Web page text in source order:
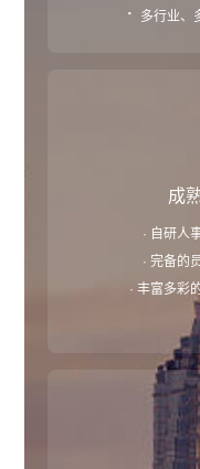
· 多行业、
成
· 自研人
· 完备的
· 丰富多彩